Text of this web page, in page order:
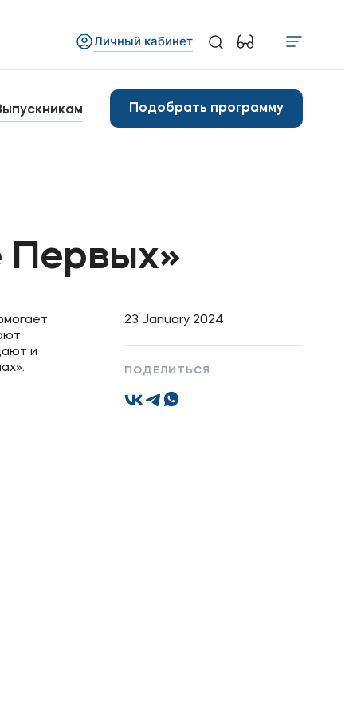
Личный кабинет
Подобрать программу
Подобрать программу
Первых»
23 January 2024
ПОДЕЛИТЬСЯ
и